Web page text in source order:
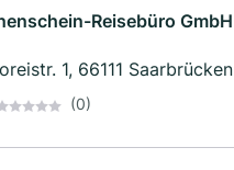
Reisebüro GmbH
1, 66111 Saarbrücken
(0)